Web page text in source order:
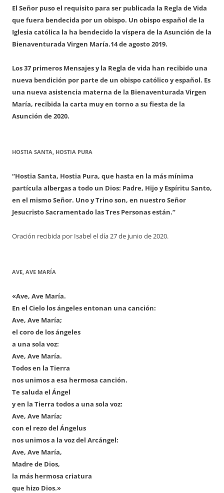
El Señor puso el requisito para ser publicada la Regla de Vida
que fuera bendecida por un obispo. Un obispo español de la
Iglesia católica la ha bendecido la víspera de la Asunción de la
Bienaventurada Virgen María.14 de agosto 2019.
Los 37 primeros Mensajes y la Regla de vida han recibido una
nueva bendición por parte de un obispo católico y español. Es
una nueva asistencia materna de la Bienaventurada Virgen
María, recibida la carta muy en torno a su fiesta de la
Asunción de 2020.
HOSTIA SANTA, HOSTIA PURA
“Hostia Santa, Hostia Pura, que hasta en la más mínima
partícula albergas a todo un Dios: Padre, Hijo y Espíritu Santo,
en el mismo Señor. Uno y Trino son, en nuestro Señor
Jesucristo Sacramentado las Tres Personas están.”
Oración recibida por Isabel el día 27 de junio de 2020.
AVE, AVE MARÍA
«Ave, Ave María.
En el Cielo los ángeles entonan una canción:
Ave, Ave María;
el coro de los ángeles
a una sola voz:
Ave, Ave María.
Todos en la Tierra
nos unimos a esa hermosa canción.
Te saluda el Ángel
y en la Tierra todos a una sola voz:
Ave, Ave María;
con el rezo del Ángelus
nos unimos a la voz del Arcángel:
Ave, Ave María,
Madre de Dios,
la más hermosa criatura
que hizo Dios.»